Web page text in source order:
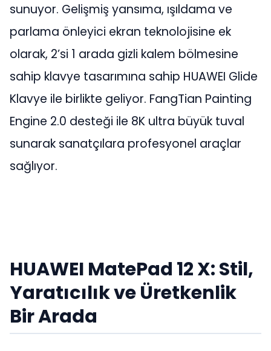
sunuyor. Gelişmiş yansıma, ışıldama ve
parlama önleyici ekran teknolojisine ek
olarak, 2’si 1 arada gizli kalem bölmesine
sahip klavye tasarımına sahip HUAWEI Glide
Klavye ile birlikte geliyor. FangTian Painting
Engine 2.0 desteği ile 8K ultra büyük tuval
sunarak sanatçılara profesyonel araçlar
sağlıyor.
HUAWEI MatePad 12 X: Stil,
Yaratıcılık ve Üretkenlik
Bir Arada